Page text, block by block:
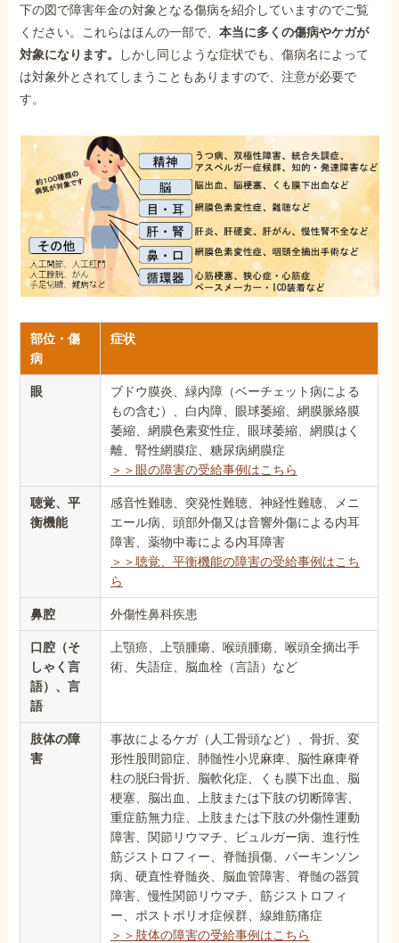
下の図で障害年金の対象となる傷病を紹介していますのでご覧
ください。これらはほんの一部で、本当に多くの傷病やケガが
対象になります。
しかし同じような症状でも、傷病名によって
は対象外とされてしまうこともありますので、注意が必要で
す。
部位・傷
病
症状
眼
ブドウ膜炎、緑内障（ベーチェット病による
もの含む）、白内障、眼球萎縮、網膜脈絡膜
萎縮、網膜色素変性症、眼球萎縮、網膜はく
離、腎性網膜症、糖尿病網膜症
＞＞眼の障害の受給事例はこちら
聴覚、平
衡機能
感音性難聴、突発性難聴、神経性難聴、メニ
エール病、頭部外傷又は音響外傷による内耳
障害、薬物中毒による内耳障害
＞＞聴覚、平衡機能の障害の受給事例はこち
ら
鼻腔 外傷性鼻科疾患
口腔（そ
しゃく言
語）、言
語
上顎癌、上顎腫瘍、喉頭腫瘍、喉頭全摘出手
術、失語症、脳血栓（言語）など
肢体の障
害
事故によるケガ（人工骨頭など）、骨折、変
形性股間節症、肺髄性小児麻痺、脳性麻痺脊
柱の脱臼骨折、脳軟化症、くも膜下出血、脳
梗塞、脳出血、上肢または下肢の切断障害、
重症筋無力症、上肢または下肢の外傷性運動
障害、関節リウマチ、ビュルガー病、進行性
筋ジストロフィー、脊髄損傷、パーキンソン
病、硬直性脊髄炎、脳血管障害、脊髄の器質
障害、慢性関節リウマチ、筋ジストロフィ
ー、ポストポリオ症候群、線維筋痛症
＞＞肢体の障害の受給事例はこちら